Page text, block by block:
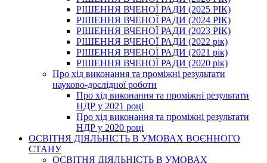
РІШЕННЯ ВЧЕНОЇ РАДИ (2025 РІК)
РІШЕННЯ ВЧЕНОЇ РАДИ (2024 РІК)
РІШЕННЯ ВЧЕНОЇ РАДИ (2023 РІК)
РІШЕННЯ ВЧЕНОЇ РАДИ (2022 рік)
РІШЕННЯ ВЧЕНОЇ РАДИ (2021 рік)
РІШЕННЯ ВЧЕНОЇ РАДИ (2020 рік)
Про хід виконання та проміжні результати
науково-дослідної роботи
Про хід виконання та проміжні результати
НДР у 2021 році
Про хід виконання та проміжні результати
НДР у 2020 році
ОСВІТНЯ ДІЯЛЬНІСТЬ В УМОВАХ ВОЄННОГО
СТАНУ
ОСВІТНЯ ДІЯЛЬНІСТЬ В УМОВАХ